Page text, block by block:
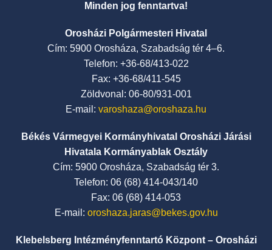
Minden jog fenntartva!
Orosházi Polgármesteri Hivatal
Cím: 5900 Orosháza, Szabadság tér 4–6.
Telefon: +36-68/413-022
Fax: +36-68/411-545
Zöldvonal: 06-80/931-001
E-mail: varoshaza@oroshaza.hu
Békés Vármegyei Kormányhivatal Orosházi Járási
Hivatala Kormányablak Osztály
Cím: 5900 Orosháza, Szabadság tér 3.
Telefon: 06 (68) 414-043/140
Fax: 06 (68) 414-053
E-mail: oroshaza.jaras@bekes.gov.hu
Klebelsberg Intézményfenntartó Központ – Orosházi